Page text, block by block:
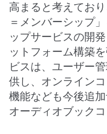
高まると考えてお
＝メンバーシップ
ップサービスの開
ットフォーム構築
ビスは、ユーザー
供し、オンライン
機能なども今後追
オーディオブック